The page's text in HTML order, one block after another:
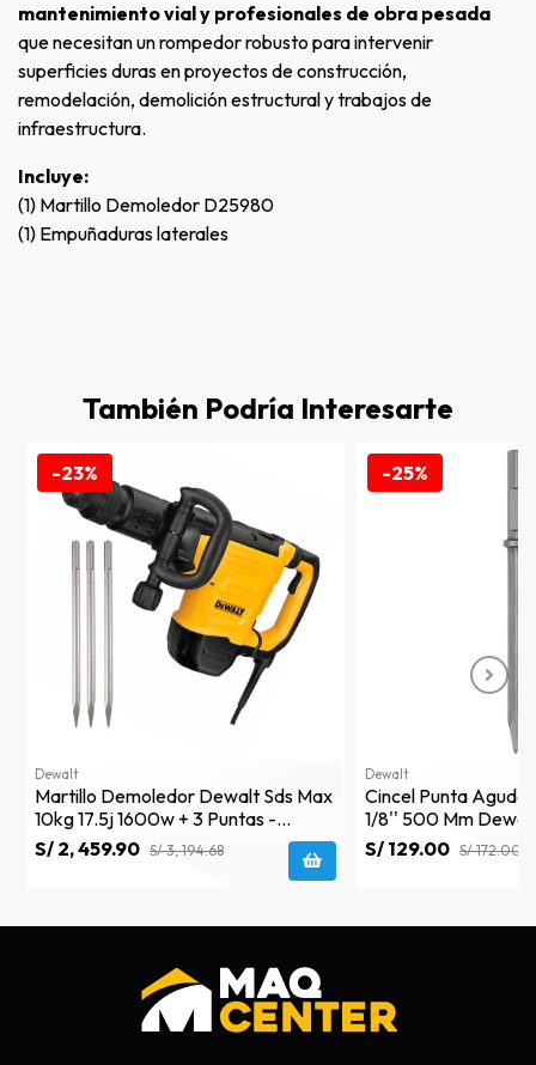
mantenimiento vial y profesionales de obra pesada
que necesitan un rompedor robusto para intervenir
superficies duras en proyectos de construcción,
remodelación, demolición estructural y trabajos de
infraestructura.
Incluye:
(1) Martillo Demoledor D25980
(1) Empuñaduras laterales
También Podría Interesarte
-23%
Dewalt
Martillo Demoledor Dewalt Sds Max
10kg 17.5j 1600w + 3 Puntas -
D25881k
S/ 2, 459.90 S/ 3, 194.68
-25%
Dewalt
Cincel Punta Aguda
1/8'' 500 Mm
S/ 129.00 S/ 172.00